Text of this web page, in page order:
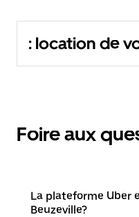
: location de
Foire aux
La plateforme Uber
Beuzeville?